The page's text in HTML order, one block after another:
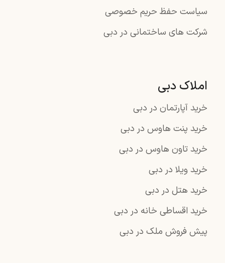
سیاست حفظ حریم خصوصی
شرکت های ساختمانی در دبی
املاک دبی
خرید آپارتمان در دبی
خرید پنت هاوس در دبی
خرید تاون هاوس در دبی
خرید ویلا در دبی
خرید هتل در دبی
خرید اقساطی خانه در دبی
پیش فروش ملک در دبی